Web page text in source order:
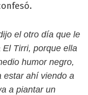
el otro día que le
El Tirri, porque ella
humor negro,
estar ahí viendo a
a piantar un